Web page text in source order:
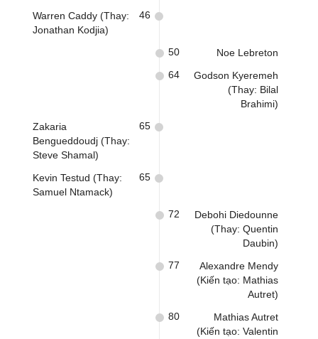
Warren Caddy (Thay:
Jonathan Kodjia)
46
Noe Lebreton
50
Godson Kyeremeh
(Thay: Bilal
Brahimi)
64
Zakaria
Bengueddoudj (Thay:
Steve Shamal)
65
Kevin Testud (Thay:
Samuel Ntamack)
65
Debohi Diedounne
(Thay: Quentin
Daubin)
72
Alexandre Mendy
(Kiến tạo: Mathias
Autret)
77
Mathias Autret
(Kiến tạo: Valentin
80